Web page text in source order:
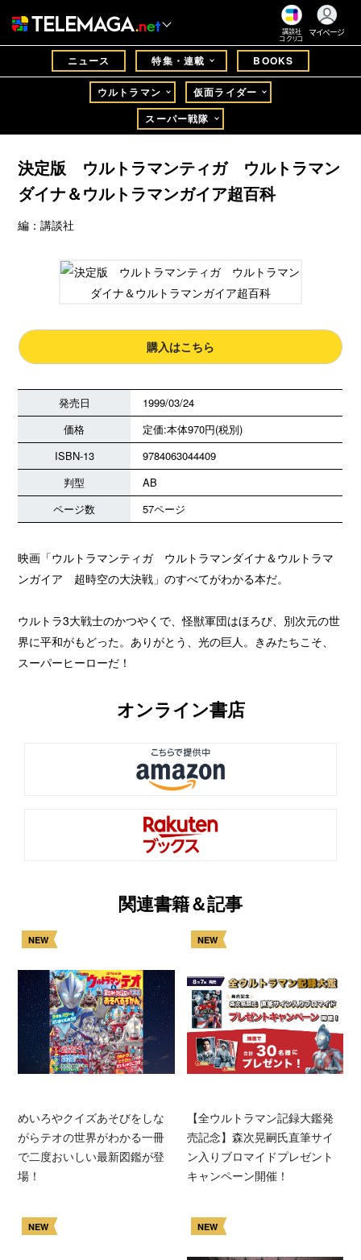
講談社
コクリコ
マイページ
ニュース 特集・連載 BOOKS
ウルトラマン
仮面ライダー
スーパー戦隊
決定版 ウルトラマンティガ ウルトラマン
ダイナ＆ウルトラマンガイア超百科
編：講談社
購入はこちら
発売日
1999/03/24
価格
定価:本体970円(税別)
ISBN-13
9784063044409
判型
AB
ページ数
57ページ
映画「ウルトラマンティガ ウルトラマンダイナ＆ウルトラマ
ンガイア 超時空の大決戦」のすべてがわかる本だ。
ウルトラ3大戦士のかつやくで、怪獣軍団はほろび、別次元の世
界に平和がもどった。ありがとう、光の巨人。きみたちこそ、
スーパーヒーローだ！
オンライン書店
関連書籍＆記事
NEW
めいろやクイズあそびをしな
がらテオの世界がわかる一冊
で二度おいしい最新図鑑が登
場！
NEW
【全ウルトラマン記録大鑑発
売記念】森次晃嗣氏直筆サイ
ン入りブロマイドプレゼント
キャンペーン開催！
NEW NEW